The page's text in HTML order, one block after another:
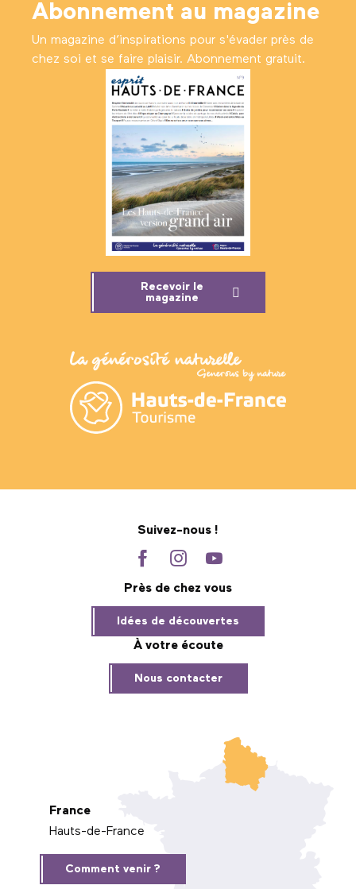
Abonnement au magazine
Un magazine d’inspirations pour s'évader près de
chez soi et se faire plaisir. Abonnement gratuit.
Recevoir le
magazine
Suivez-nous !
Près de chez vous
Idées de découvertes
À votre écoute
Nous contacter
France
Hauts-de-France
Comment venir ?